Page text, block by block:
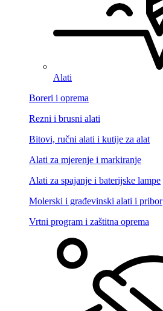
Alati
Boreri i oprema
Rezni i brusni alati
Bitovi, ručni alati i kutije za alat
Alati za mjerenje i markiranje
Alati za spajanje i baterijske lampe
Molerski i građevinski alati i pribor
Vrtni program i zaštitna oprema